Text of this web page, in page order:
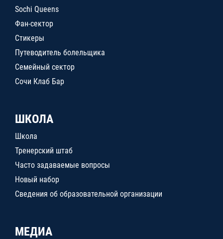
Sochi Queens
Фан-сектор
Стикеры
Путеводитель болельщика
Семейный сектор
Сочи Клаб Бар
ШКОЛА
Школа
Тренерский штаб
Часто задаваемые вопросы
Новый набор
Сведения об образовательной организации
МЕДИА